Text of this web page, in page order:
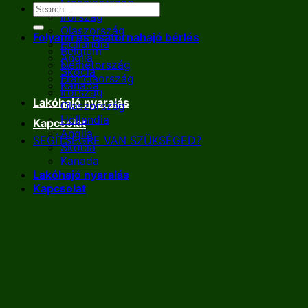
Franciaország
Írország
Olaszország
Hollandia
Anglia
Skócia
Kanada
Lakóhajó nyaralás
Kapcsolat
SEGÍTSÉGRE VAN SZÜKSÉGED?
Folyami és csatornahajó bérlés
Belgium
Németország
Franciaország
Írország
Olaszország
Hollandia
Anglia
Skócia
Kanada
Lakóhajó nyaralás
Kapcsolat